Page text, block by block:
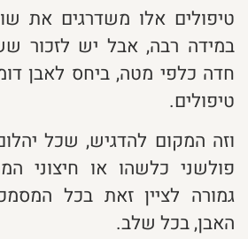
טיפולים אלו משדרגים את
במידה רבה, אבל יש לזכור
חדה כלפי מטה, ביחס לאבן
טיפולים.
וזה המקום להדגיש, שכל
פולשני כלשהו או חיצוני
גמורה לציין זאת בכל
האבן, בכל שלב.